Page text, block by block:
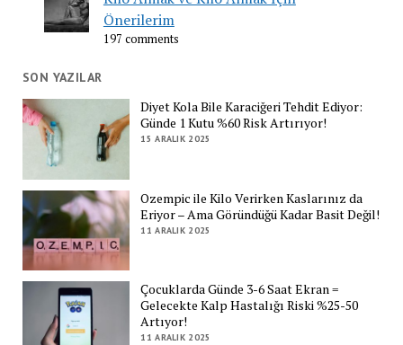
Önerilerim
197 comments
SON YAZILAR
Diyet Kola Bile Karaciğeri Tehdit Ediyor:
Günde 1 Kutu %60 Risk Artırıyor!
15 ARALIK 2025
Ozempic ile Kilo Verirken Kaslarınız da
Eriyor – Ama Göründüğü Kadar Basit Değil!
11 ARALIK 2025
Çocuklarda Günde 3-6 Saat Ekran =
Gelecekte Kalp Hastalığı Riski %25-50
Artıyor!
11 ARALIK 2025